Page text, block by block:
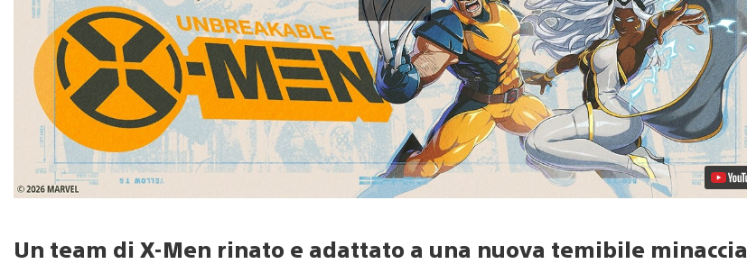
Un team di X-Men rinato e adattato a una nuova temibile minaccia